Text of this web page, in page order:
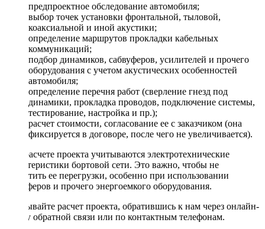
предпроектное обследование автомобиля;
выбор точек установки фронтальной, тыловой,
коаксиальной и иной акустики;
определение маршрутов прокладки кабельных
коммуникаций;
подбор динамиков, сабвуферов, усилителей и прочего
оборудования с учетом акустических особенностей
автомобиля;
определение перечня работ (сверление гнезд под
динамики, прокладка проводов, подключение системы,
тестирование, настройка и пр.);
расчет стоимости, согласование ее с заказчиком (она
фиксируется в договоре, после чего не увеличивается).
При расчете проекта учитываются электротехнические
характеристики бортовой сети. Это важно, чтобы не
допустить ее перегрузки, особенно при использовании
сабвуферов и прочего энергоемкого оборудования.
Заказывайте расчет проекта, обратившись к нам через онлайн-
форму обратной связи или по контактным телефонам.